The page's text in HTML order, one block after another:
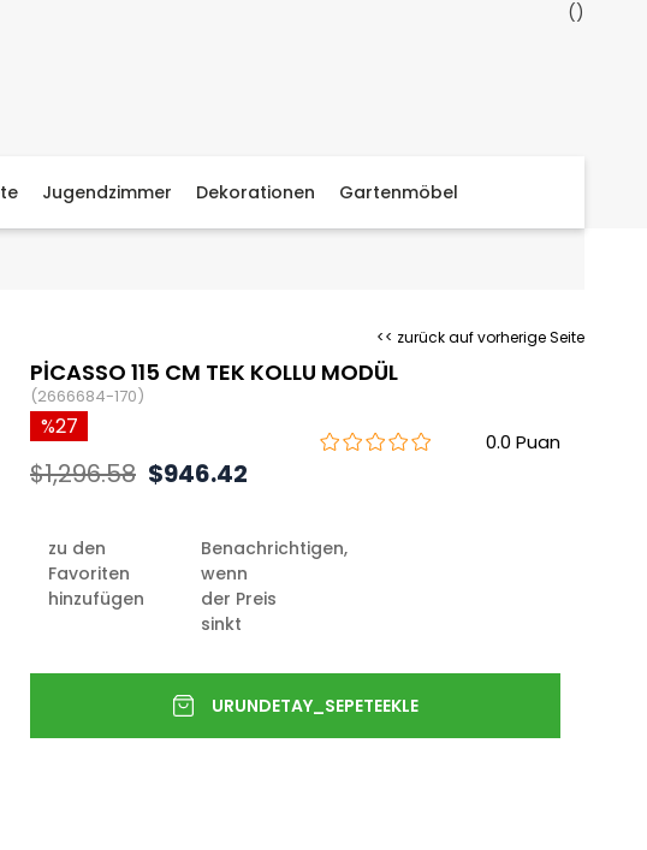
Jugendzimmer Dekorationen Gartenmöbel
<< zurück auf vorherige Seite
PİCASSO 115 CM TEK KOLLU MODÜL
(2666684-170)
0.0
27
$1,296.58 $946.42
zu den
Favoriten
hinzufügen
Benachrichtigen,
wenn
der Preis
sinkt